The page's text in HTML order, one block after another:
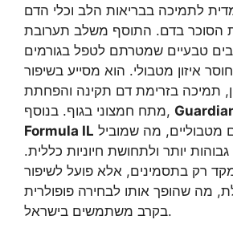
לתמיכה בבריאות הלב וכלי הדם
הסוכר בדם. התוסף משלב תערובת
טבעיים שמטרתם לטפל בגורמים
איזון מטבולי. הוא מסייע בשיפור
תמיכה בזרימת דם תקינה והפחתת
מתח חמצוני בגוף. בנוסף,
Formula IL
יותר ולתחושת חיוניות כללית.
רק בתסמינים, אלא פועל לשיפור
מה שהופך אותו לבחירה פופולרית
בקרב משתמשים בישראל.